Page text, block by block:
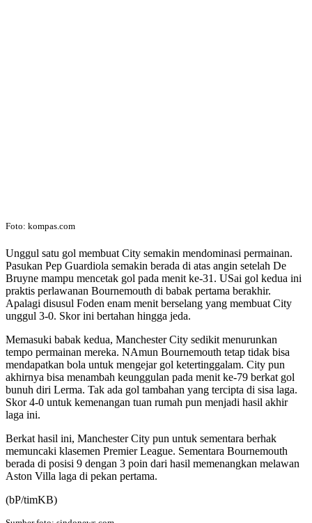
Foto: kompas.com
Unggul satu gol membuat City semakin mendominasi permainan.
Pasukan Pep Guardiola semakin berada di atas angin setelah De
Bruyne mampu mencetak gol pada menit ke-31. USai gol kedua ini
praktis perlawanan Bournemouth di babak pertama berakhir.
Apalagi disusul Foden enam menit berselang yang membuat City
unggul 3-0. Skor ini bertahan hingga jeda.
Memasuki babak kedua, Manchester City sedikit menurunkan
tempo permainan mereka. NAmun Bournemouth tetap tidak bisa
mendapatkan bola untuk mengejar gol ketertinggalam. City pun
akhirnya bisa menambah keunggulan pada menit ke-79 berkat gol
bunuh diri Lerma. Tak ada gol tambahan yang tercipta di sisa laga.
Skor 4-0 untuk kemenangan tuan rumah pun menjadi hasil akhir
laga ini.
Berkat hasil ini, Manchester City pun untuk sementara berhak
memuncaki klasemen Premier League. Sementara Bournemouth
berada di posisi 9 dengan 3 poin dari hasil memenangkan melawan
Aston Villa laga di pekan pertama.
(bP/timKB)